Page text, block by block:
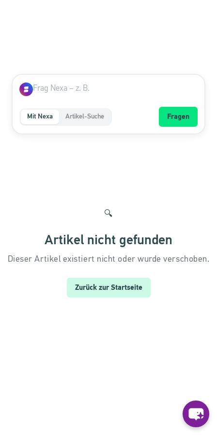
Mit Nexa Artikel-Suche Fragen
🔍
Artikel nicht gefunden
Dieser Artikel existiert nicht oder wurde verschoben.
Zurück zur Startseite